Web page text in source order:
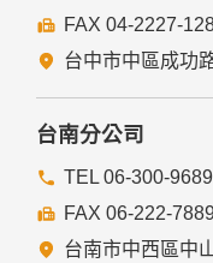
揭露您的個人資料是為
者。
本網站委託廠商協助
委外廠商或個人善盡監
六、Cookie之使用
為了提供您最佳的服務
們的Cookie，若您不
瀏覽器功能項中設定隱
FAX 04-2227-
台中市中區成功
台南分公司
TEL 06-300-9689
FAX 06-222-
台南市中西區中